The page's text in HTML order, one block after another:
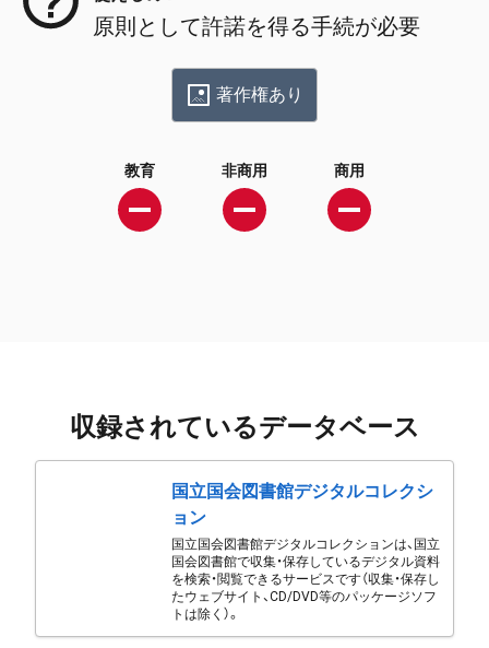
原則として許諾を得る手続が必要
著作権あり
教育 非商用 商用
収録されているデータベース
国立国会図書館デジタルコレクシ
ョン
国立国会図書館デジタルコレクションは、国立
国会図書館で収集・保存しているデジタル資料
を検索・閲覧できるサービスです（収集・保存し
たウェブサイト、CD/DVD等のパッケージソフ
トは除く）。